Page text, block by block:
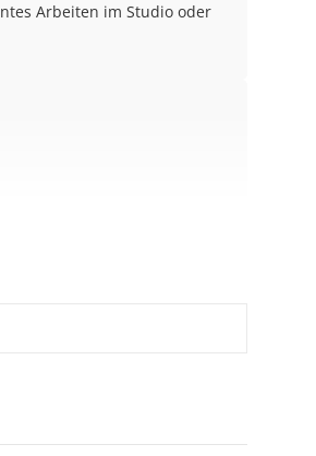
Arbeiten im Studio oder
freistellen und